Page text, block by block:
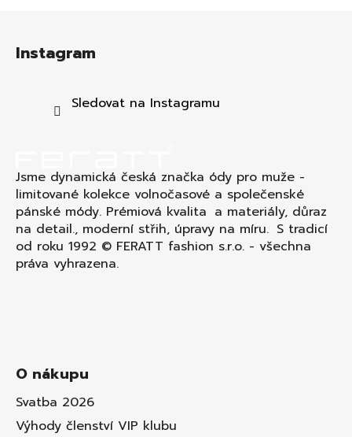
Instagram
Sledovat na Instagramu
Jsme dynamická česká značka ódy pro muže -
limitované kolekce volnočasové a společenské
pánské módy. Prémiová kvalita a materiály, důraz
na detail., moderní střih, úpravy na míru. S tradicí
od roku 1992 © FERATT fashion s.r.o. - všechna
práva vyhrazena.
O nákupu
Svatba 2026
Výhody členství VIP klubu